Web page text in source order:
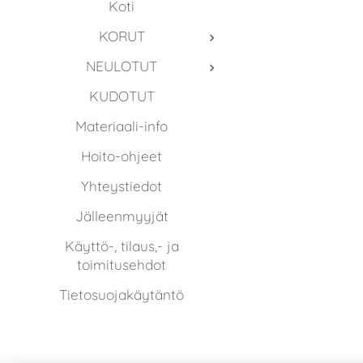
Koti
KORUT
NEULOTUT
KUDOTUT
Materiaali-info
Hoito-ohjeet
Yhteystiedot
Jälleenmyyjät
Käyttö-, tilaus,- ja
toimitusehdot
Tietosuojakäytäntö